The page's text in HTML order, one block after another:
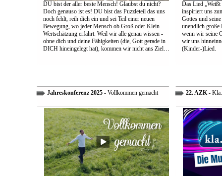
DU bist der aller beste Mensch! Glaubst du nicht?
Doch genauso ist es! DU bist das Puzzleteil das uns
noch fehlt, reih dich ein und sei Teil einer neuen
Bewegung, wo jeder Mensch ob Groß oder Klein
Wertschätzung erfährt. Weil wir alle genau wissen -
ohne dich und deine Fähigkeiten (die, Gott gerade in
DICH hineingelegt hat), kommen wir nicht ans Ziel…
Das Lied
inspiriert uns
Gottes und
unendlich große
wenn wir seine
wir uns
(Kinder-)Lied.
Jahreskonferenz 2025- Vollkommen gemacht 22. AZK-